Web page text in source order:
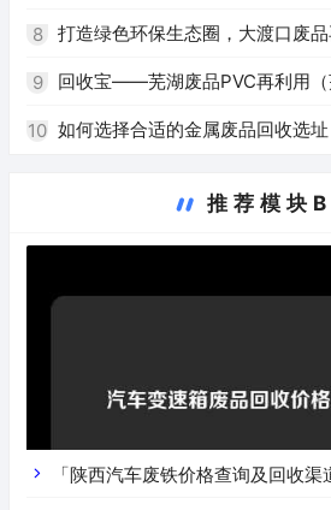
山回收废品电话）
8 打造绿色环保生态圈，大渡口废
废品回收）
9 回收宝——芜湖废品PVC再利用（
10 如何选择合适的金属废品回收选址
推荐模块B
「陕西汽车废铁价格查询及回收